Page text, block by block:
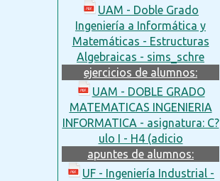
UAM - Doble Grado
Ingeniería a Informática y
Matemáticas - Estructuras
Algebraicas - sims_schre
ejercicios de alumnos:
UAM - DOBLE GRADO
MATEMATICAS INGENIERIA
INFORMATICA - asignatura: C?
ulo I - H4 (adicio
apuntes de alumnos:
UF - Ingeniería Industrial -